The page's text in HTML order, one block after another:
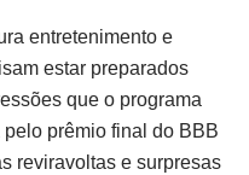
entretenimento e
estar preparados
que o programa
prêmio final do BBB
reviravoltas e surpresas